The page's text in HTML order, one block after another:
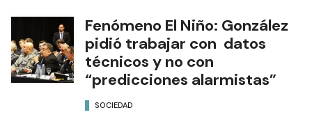
Fenómeno El Niño: González
pidió trabajar con datos
técnicos y no con
“predicciones alarmistas”
SOCIEDAD